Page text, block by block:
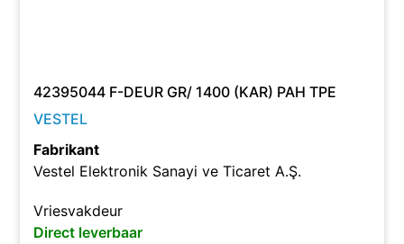
42395044 F-DEUR GR/ 1400 (KAR) PAH TPE
VESTEL
Fabrikant
Vestel Elektronik Sanayi ve Ticaret A.Ş.
Vriesvakdeur
Direct leverbaar